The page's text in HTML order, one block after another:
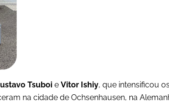
Tsuboi e Vitor Ishiy, que intensificou
na cidade de Ochsenhausen, na